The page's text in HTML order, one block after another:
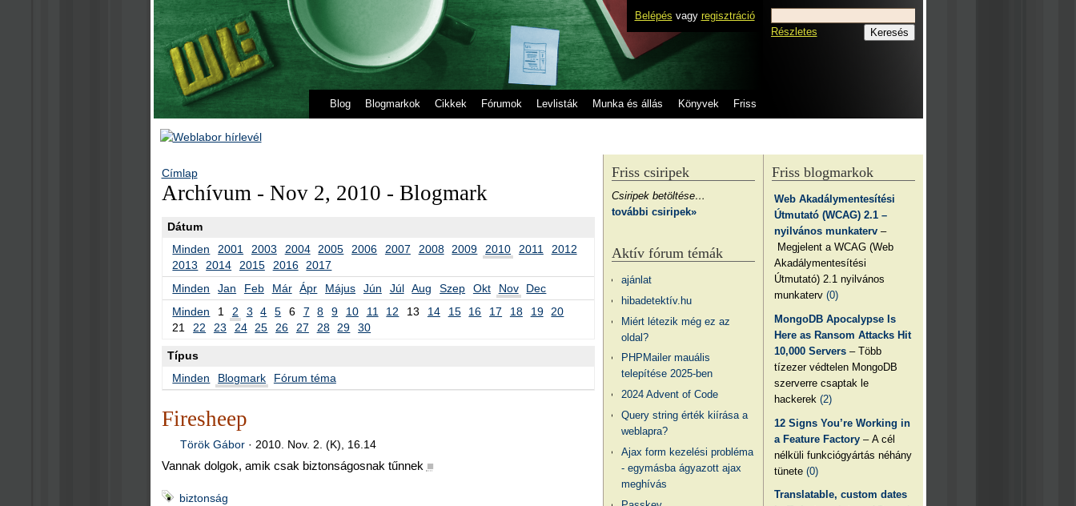
Belépés vagy regisztráció
Blog Blogmarkok Cikkek Fórumok Levlisták Munka és állás Könyvek Friss
Részletes
Címlap
Archívum - Nov 2, 2010 - Blogmark
Dátum
Minden
2001 2003 2004 2005 2006 2007 2008 2009 2010 2011
2012
2013
2014 2015 2016
2017
Minden
Jan Feb Már Ápr Május Jún Júl Aug Szep Okt Nov
Dec
Minden
1 2 3 4 5 6 7 8 9 10 11 12 13 14 15 16 17 18 19
20
21
22 23 24 25 26 27 28 29 30
Típus
Minden
Blogmark Fórum téma
Firesheep
Török Gábor ·2010. Nov. 2. (K), 16.14
Vannak dolgok, amik csak biztonságosnak tűnnek ■
biztonság
Friss blogmarkok
Web Akadálymentesítési
Útmutató (WCAG) 2.1 –
nyilvános munkaterv –
Megjelent a WCAG (Web
Akadálymentesítési
Útmutató) 2.1 nyilvános
munkaterv(0)
MongoDB Apocalypse Is
Here as Ransom Attacks Hit
10,000 Servers – Több
tízezer védtelen MongoDB
szerverre csaptak le
hackerek(2)
12 Signs You’re Working in
a Feature Factory – A cél
nélküli funkciógyártás néhány
tünete(0)
Translatable, custom dates
Friss csiripek
Csiripek betöltése…
további csiripek»
Aktív fórum témák
ajánlat
hibadetektív.hu
Miért létezik még ez az
oldal?
PHPMailer mauális
telepítése 2025-ben
2024 Advent of Code
Query string érték kiírása a
weblapra?
Ajax form kezelési probléma
- egymásba ágyazott ajax
meghívás